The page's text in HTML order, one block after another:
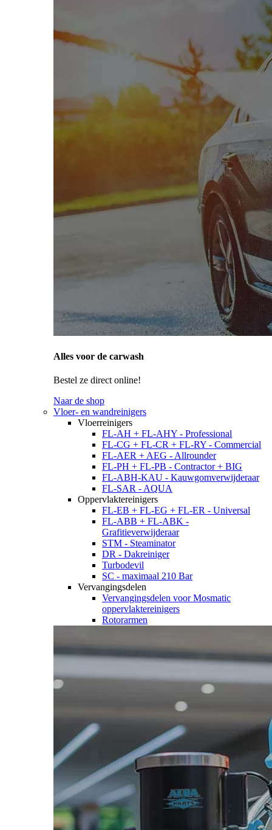
Alles voor de carwash
Bestel ze direct online!
Naar de shop
Vloer- en wandreinigers
Vloerreinigers
FL-AH + FL-AHY - Professional
FL-CG + FL-CR + FL-RY - Commercial
FL-AER + AEG - Allrounder
FL-PH + FL-PB - Contractor + BIG
FL-ABH-KAU - Kauwgomverwijderaar
FL-SAR - AQUA
Oppervlaktereinigers
FL-EB + FL-EG + FL-ER - Universal
FL-ABB + FL-ABK -
Grafitieverwijderaar
STM - Steaminator
DR - Dakreiniger
Turbodevil
SC - maximaal 210 Bar
Vervangingsdelen
Vervangingsdelen voor Mosmatic
oppervlaktereinigers
Rotorarmen